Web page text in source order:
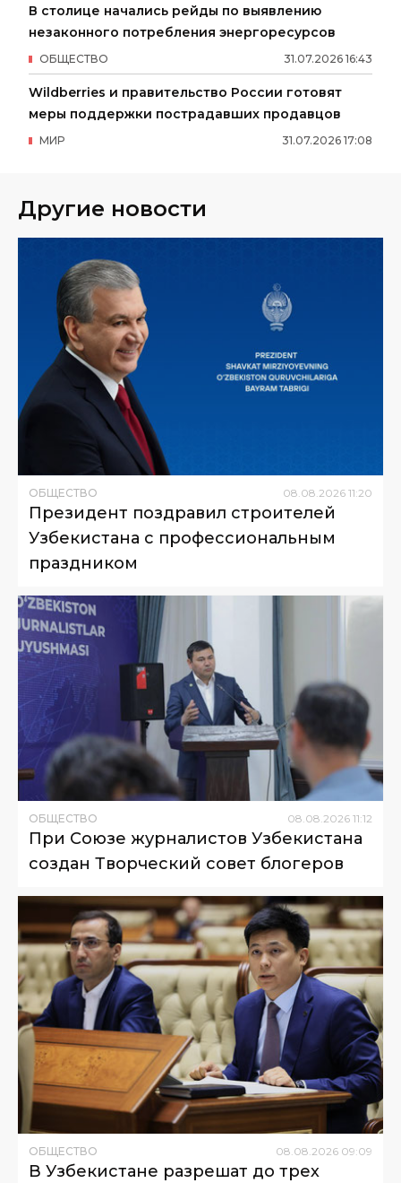
В столице начались рейды по выявлению
незаконного потребления энергоресурсов
31.07.2026 16:43
ОБЩЕСТВО
Wildberries и правительство России готовят
меры поддержки пострадавших продавцов
31.07.2026 17:08
МИР
Другие новости
ОБЩЕСТВО 08 08 2026 11:20
Президент поздравил строителей
Узбекистана с профессиональным
праздником
ОБЩЕСТВО 08.08.2026 11:12
При Союзе журналистов Узбекистана
создан Творческий совет блогеров
ОБЩЕСТВО 08.08.2026 09:09
В Узбекистане разрешат до трех